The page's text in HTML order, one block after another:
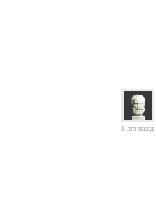
8 лет назад